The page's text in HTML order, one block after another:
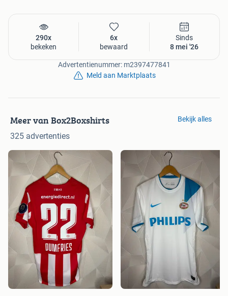
290x
bekeken
6x
bewaard
Sinds
8 mei '26
Advertentienummer: m2397477841
Meld aan Marktplaats
Meer van Box2Boxshirts
325 advertenties
Bekijk alles